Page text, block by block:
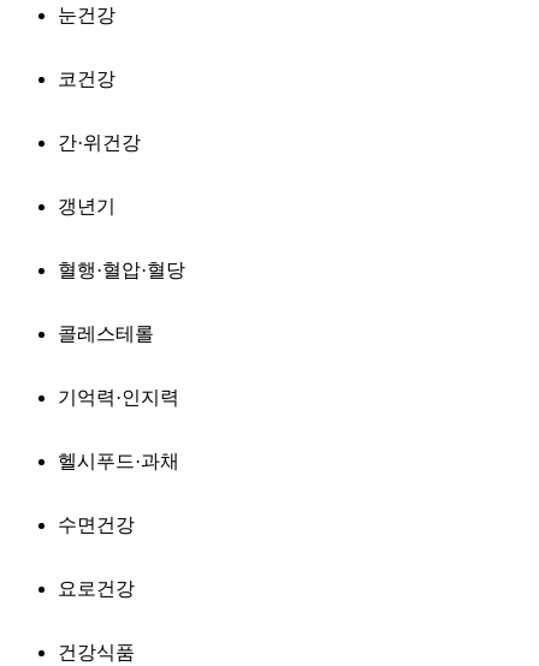
눈건강
코건강
간·위건강
갱년기
혈행·혈압·혈당
콜레스테롤
기억력·인지력
헬시푸드·과채
수면건강
요로건강
건강식품